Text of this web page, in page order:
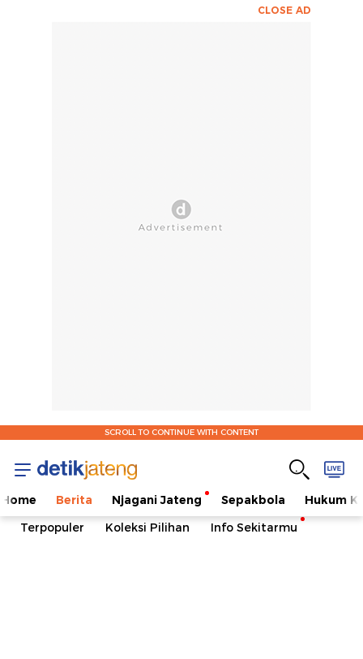
CLOSE AD
SCROLL TO CONTINUE WITH CONTENT
Home Berita Njagani Jateng Sepakbola
Hukum
Terpopuler
Koleksi Pilihan Info Sekitarmu